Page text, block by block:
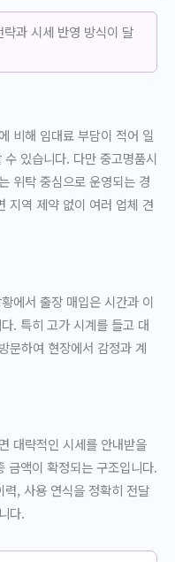
과 시세 반영 방식이 달
비해 임대료 부담이 적어 일
있습니다. 다만 중고명품시
위탁 중심으로 운영되는 경
지역 제약 없이 여러 업체 견
에서 출장 매입은 시간과 이
. 특히 고가 시계를 들고 대
문하여 현장에서 감정과 계
대략적인 시세를 안내받을
금액이 확정되는 구조입니다.
, 사용 연식을 정확히 전달
다.